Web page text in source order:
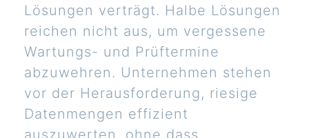
Lösungen verträgt. Halbe Lösungen
reichen nicht aus, um vergessene
Wartungs- und Prüftermine
abzuwehren. Unternehmen stehen
vor der Herausforderung, riesige
Datenmengen effizient